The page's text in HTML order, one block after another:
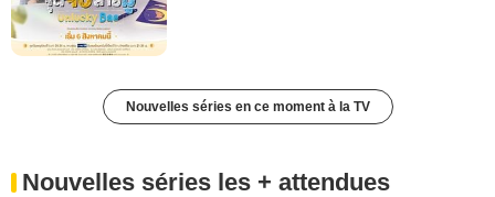
Nouvelles séries en ce moment à la TV
Nouvelles séries les + attendues